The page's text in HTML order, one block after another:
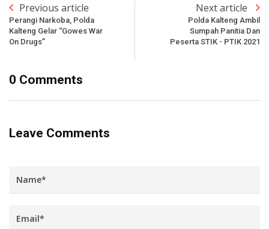
Previous article
Perangi Narkoba, Polda
Kalteng Gelar “Gowes War
On Drugs”
Next article
Polda Kalteng Ambil
Sumpah Panitia Dan
Peserta STIK - PTIK 2021
0 Comments
Leave Comments